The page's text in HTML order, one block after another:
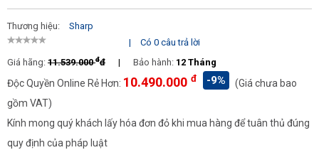
Thương hiệu:
Sharp
|
Có 0 câu trả lời
Giá hãng: 11.539.000đđ | Bảo hành: 12 Tháng
Độc Quyền Online Rẻ Hơn: 10.490.000 đ -9%
(Giá chưa bao
gồm VAT)
Kính mong quý khách lấy hóa đơn đỏ khi mua hàng để tuân thủ đúng
quy định của pháp luật